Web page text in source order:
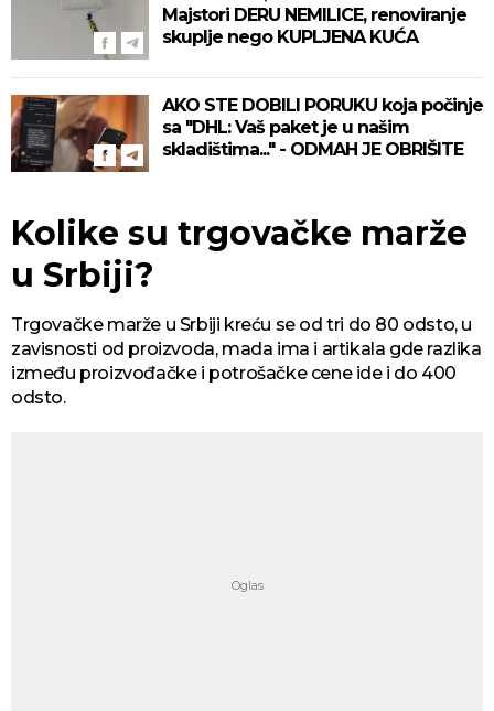
Majstori DERU NEMILICE, renoviranje
skuplje nego KUPLJENA KUĆA
AKO STE DOBILI PORUKU koja počinje
sa "DHL: Vaš paket je u našim
skladištima..." - ODMAH JE OBRIŠITE
Kolike su trgovačke marže
u Srbiji?
Trgovačke marže u Srbiji kreću se od tri do 80 odsto, u
zavisnosti od proizvoda, mada ima i artikala gde razlika
između proizvođačke i potrošačke cene ide i do 400
odsto.